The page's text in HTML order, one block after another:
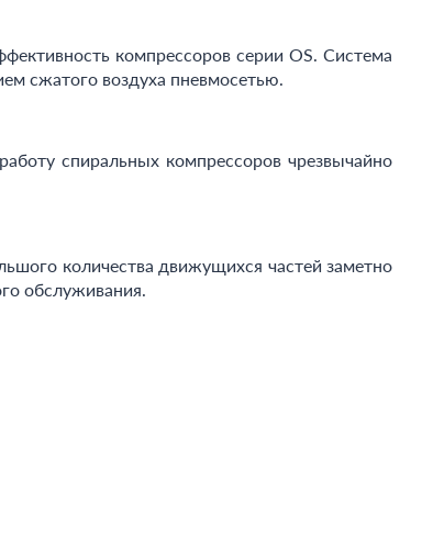
компрессоров серии OS. Система
сжатого воздуха пневмосетью.
спиральных компрессоров чрезвычайно
количества движущихся частей заметно
обслуживания.